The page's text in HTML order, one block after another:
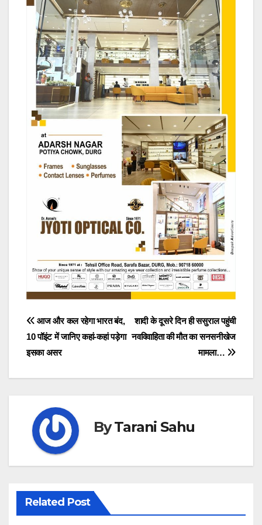
Post
navigation
शादी के दूसरे दिन ही ससुराल पहुंची
नवविवाहिता की मौत का सनसनीखेज
मामला…
आज और कल रहेगा भारत बंद,
10 पॉइंट में जानिए कहां-कहां पड़ेगा
इसका असर
ByTarani Sahu
Related Post